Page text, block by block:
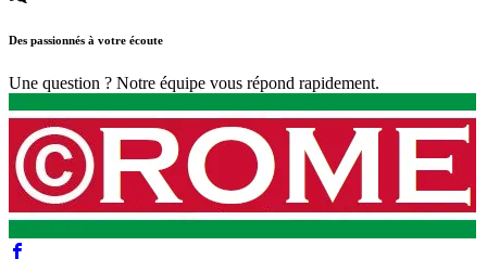
Des passionnés à votre écoute
Une question ? Notre équipe vous répond rapidement.